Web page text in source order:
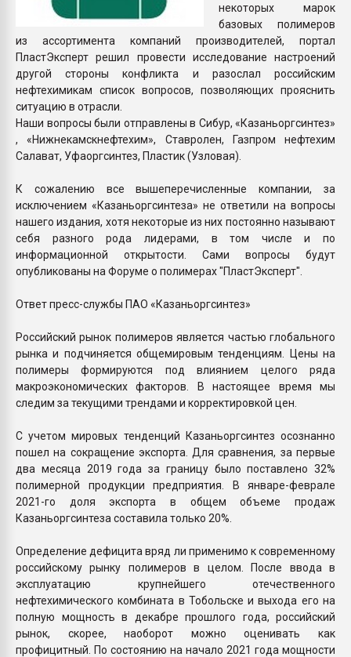
некоторых марок
базовых полимеров
из ассортимента компаний производителей, портал
ПластЭксперт решил провести исследование настроений
другой стороны конфликта и разослал российским
нефтехимикам список вопросов, позволяющих прояснить
ситуацию в отрасли.
Наши вопросы были отправлены в Сибур, «Казаньоргсинтез»
, «Нижнекамскнефтехим», Ставролен, Газпром нефтехим
Салават, Уфаоргсинтез, Пластик (Узловая).
К сожалению все вышеперечисленные компании, за
исключением «Казаньоргсинтеза» не ответили на вопросы
нашего издания, хотя некоторые из них постоянно называют
себя разного рода лидерами, в том числе и по
информационной открытости. Сами вопросы будут
опубликованы на Форуме о полимерах "ПластЭксперт".
Ответ пресс-службы ПАО «Казаньоргсинтез»
Российский рынок полимеров является частью глобального
рынка и подчиняется общемировым тенденциям. Цены на
полимеры формируются под влиянием целого ряда
макроэкономических факторов. В настоящее время мы
следим за текущими трендами и корректировкой цен.
С учетом мировых тенденций Казаньоргсинтез осознанно
пошел на сокращение экспорта. Для сравнения, за первые
два месяца 2019 года за границу было поставлено 32%
полимерной продукции предприятия. В январе-феврале
2021-го доля экспорта в общем объеме продаж
Казаньоргсинтеза составила только 20%.
Определение дефицита вряд ли применимо к современному
российскому рынку полимеров в целом. После ввода в
эксплуатацию крупнейшего отечественного
нефтехимического комбината в Тобольске и выхода его на
полную мощность в декабре прошлого года, российский
рынок, скорее, наоборот можно оценивать как
профицитный. По состоянию на начало 2021 года мощности